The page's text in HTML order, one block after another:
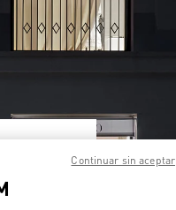
Continuar sin aceptar